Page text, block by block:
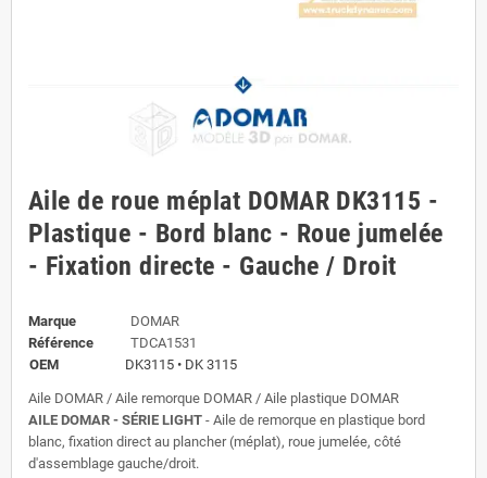
Aile de roue méplat DOMAR DK3115 -
Plastique - Bord blanc - Roue jumelée
- Fixation directe - Gauche / Droit
Marque
DOMAR
Référence
TDCA1531
OEM
DK3115 • DK 3115
Aile DOMAR / Aile remorque DOMAR / Aile plastique DOMAR
AILE DOMAR - SÉRIE LIGHT - Aile de remorque en plastique bord
blanc, fixation direct au plancher (méplat), roue jumelée, côté
d'assemblage gauche/droit.